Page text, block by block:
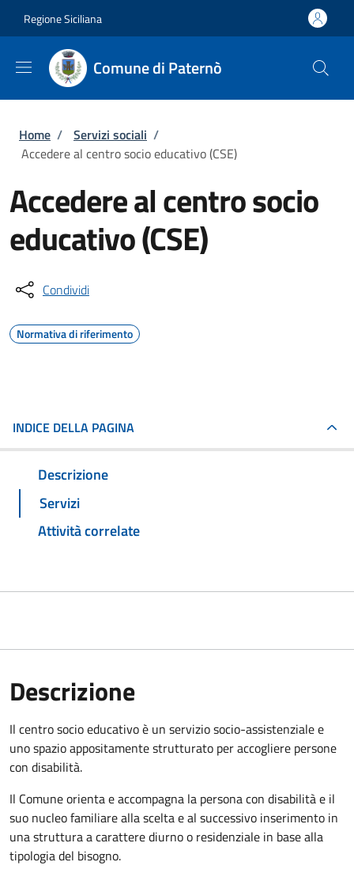
Regione Siciliana
Comune di Paternò
Briciole di pane
Home / Servizi sociali /
Accedere al centro socio educativo (CSE)
Accedere al centro socio
educativo (CSE)
Condividi
Normativa di riferimento
INDICE DELLA PAGINA
Descrizione
Servizi
Attività correlate
Descrizione
Il centro socio educativo è un servizio socio-assistenziale e
uno spazio appositamente strutturato per accogliere persone
con disabilità.
Il Comune orienta e accompagna la persona con disabilità e il
suo nucleo familiare alla scelta e al successivo inserimento in
una struttura a carattere diurno o residenziale in base alla
tipologia del bisogno.